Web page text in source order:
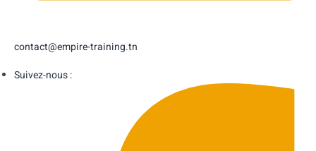
contact@empire-training.tn
Suivez-nous :